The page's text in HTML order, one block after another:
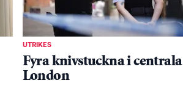
UTRIKES
Fyra knivstuckna i centrala
London